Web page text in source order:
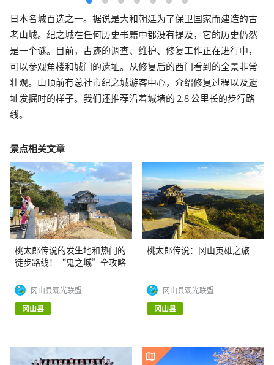
日本名城百选之一。据说是大和朝廷为了保卫国家而建造的古
老山城。纪之城在任何历史书籍中都没有提及，它的历史仍然
是一个谜。目前，古迹的调查、维护、修复工作正在进行中，
可以参观角楼和城门的遗址。从修复后的西门看到的全景非常
壮观。山顶前有总社市纪之城游客中心，介绍修复过程以及遗
址发掘时的样子。我们还推荐沿着城墙的 2.8 公里长的步行路
线。
景点相关文章
桃太郎传说的发生地和热门的
徒步路线！“鬼之城”全攻略
冈山县观光联盟
冈山县
桃太郎传说：冈山英雄之旅
冈山县观光联盟
冈山县